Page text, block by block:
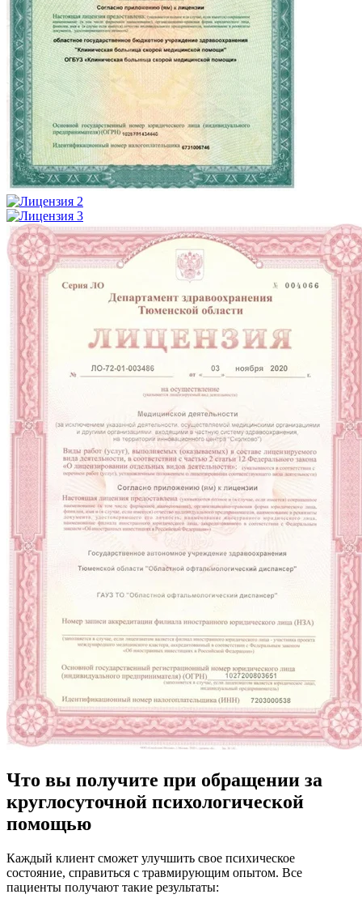
Что вы получите при обращении за
круглосуточной психологической
помощью
Каждый клиент сможет улучшить свое психическое
состояние, справиться с травмирующим опытом. Все
пациенты получают такие результаты: